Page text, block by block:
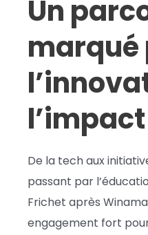
Un
marqué
l’impact
De la tech aux
passant par
Frichet après
engagement fort